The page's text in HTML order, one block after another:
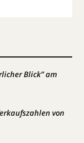
Blick” am
von